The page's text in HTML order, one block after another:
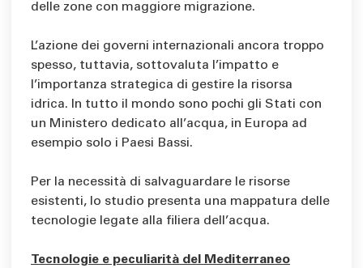
delle zone con maggiore migrazione.
L’azione dei governi internazionali ancora troppo
spesso, tuttavia, sottovaluta l’impatto e
l’importanza strategica di gestire la risorsa
idrica. In tutto il mondo sono pochi gli Stati con
un Ministero dedicato all’acqua, in Europa ad
esempio solo i Paesi Bassi.
Per la necessità di salvaguardare le risorse
esistenti, lo studio presenta una mappatura delle
tecnologie legate alla filiera dell’acqua.
Tecnologie e peculiarità del Mediterraneo